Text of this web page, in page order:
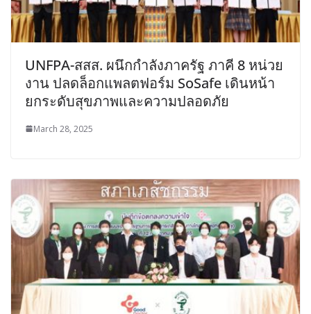
UNFPA-สสส. ผนึกกำลังภาครัฐ ภาคี 8 หน่วย
งาน ปลดล็อกแพลตฟอร์ม SoSafe เดินหน้า
ยกระดับสุขภาพและความปลอดภัย
March 28, 2025